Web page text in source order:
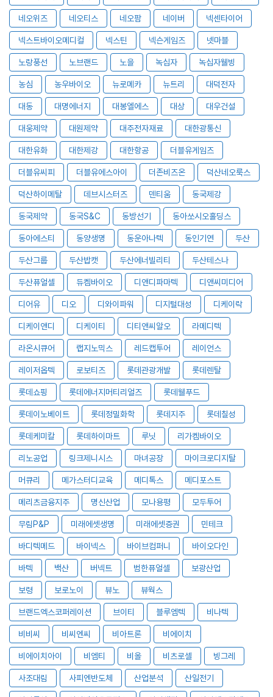
네오위즈 네오티스 네오팜 네이버 넥센타이어
넥스트바이오메디컬 넥스틴 넥슨게임즈 넷마블
노랑풍선 노브랜드 노을 녹십자 녹십자웰빙
농심 농우바이오 뉴로메카 뉴트리 대덕전자
대동 대명에너지 대봉엘에스 대상 대우건설
대웅제약 대원제약 대주전자재료 대한광통신
대한유화 대한제강 대한항공 더블유게임즈
더블유씨피 더블유에스아이 더존비즈온 덕산네오룩스
덕산하이메탈 데브시스터즈 덴티움 동국제강
동국제약 동국S&C 동방선기 동아쏘시오홀딩스
동아에스티 동양생명 동운아나텍 동인기연 두산
두산그룹 두산밥캣 두산에너빌리티 두산테스나
두산퓨얼셀 듀켐바이오 디앤디파마텍 디앤씨미디어
디어유 디오 디와이파워 디지털대성 디케이락
디케이앤디 디케이티 디티앤씨알오 라메디텍
라온시큐어 랩지노믹스 레드캡투어 레이언스
레이저옵텍 로보티즈 롯데관광개발 롯데렌탈
롯데쇼핑 롯데에너지머티리얼즈 롯데웰푸드
롯데이노베이트 롯데정밀화학 롯데지주 롯데칠성
롯데케미칼 롯데하이마트 루닛 리가켐바이오
리노공업 링크제니시스 마녀공장 마이크로디지탈
머큐리 메가스터디교육 메디톡스 메디포스트
메리츠금융지주 명신산업 모나용평 모두투어
무림P&P 미래에셋생명 미래에셋증권 민테크
바디텍메드 바이넥스 바이브컴퍼니 바이오다인
바텍 백산 버넥트 범한퓨얼셀 보광산업
보령 보로노이 뷰노 뷰웍스
브랜드엑스코퍼레이션 브이티 블루엠텍 비나텍
비비씨 비씨엔씨 비아트론 비에이치
비에이치아이 비엠티 비올 비츠로셀 빙그레
사조대림 사피엔반도체 산업분석 산일전기